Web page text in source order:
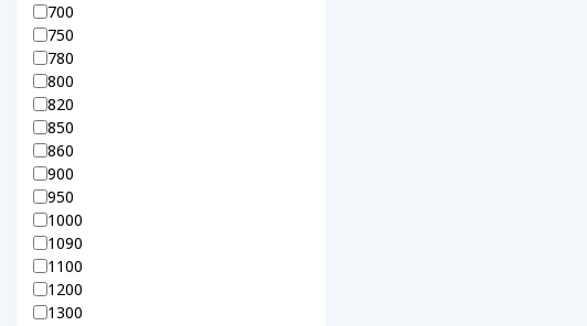
700
750
780
800
820
850
860
900
950
1000
1090
1100
1200
1300